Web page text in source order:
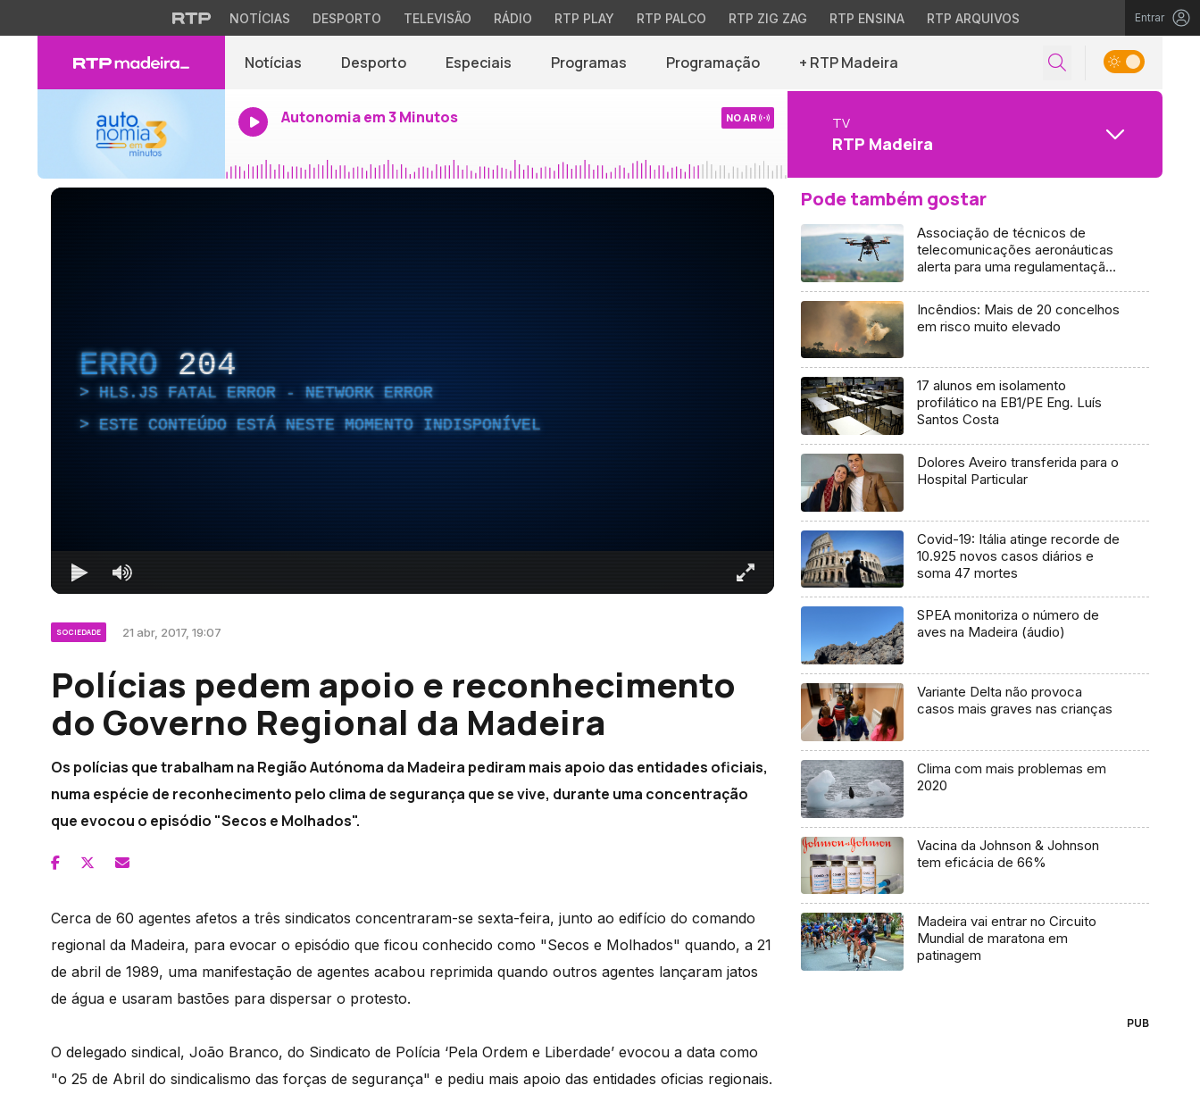
NOTÍCIAS DESPORTO TELEVISÃO RÁDIO RTP PLAY RTP PALCO RTP ZIG ZAG RTP ENSINA RTP ARQUIVOS Entrar
Notícias Desporto Especiais Programas Programação + RTP Madeira
Autonomia em 3 Minutos NO AR TV
RTP Madeira
ERRO 204
HLS.JS FATAL ERROR - NETWORK ERROR
ESTE CONTEÚDO ESTÁ NESTE MOMENTO INDISPONÍVEL
SOCIEDADE 21 abr, 2017, 19:07
Polícias pedem apoio e reconhecimento
do Governo Regional da Madeira
Os polícias que trabalham na Região Autónoma da Madeira pediram mais apoio das entidades oficiais,
numa espécie de reconhecimento pelo clima de segurança que se vive, durante uma concentração
que evocou o episódio "Secos e Molhados".
Cerca de 60 agentes afetos a três sindicatos concentraram-se sexta-feira, junto ao edifício do comando
regional da Madeira, para evocar o episódio que ficou conhecido como "Secos e Molhados" quando, a 21
de abril de 1989, uma manifestação de agentes acabou reprimida quando outros agentes lançaram jatos
de água e usaram bastões para dispersar o protesto.
O delegado sindical, João Branco, do Sindicato de Polícia ‘Pela Ordem e Liberdade’ evocou a data como
"o 25 de Abril do sindicalismo das forças de segurança" e pediu mais apoio das entidades oficias regionais.
Pode também gostar
Associação de técnicos de
telecomunicações aeronáuticas
alerta para uma regulamentação
drones (Áudio)
Incêndios: Mais de 20 concelhos
em risco muito elevado
17 alunos em isolamento
profilático na EB1/PE Eng. Luís
Santos Costa
Dolores Aveiro transferida para o
Hospital Particular
Covid-19: Itália atinge recorde de
10.925 novos casos diários e
soma 47 mortes
SPEA monitoriza o número de
aves na Madeira (áudio)
Variante Delta não provoca
casos mais graves nas crianças
Clima com mais problemas em
2020
Vacina da Johnson & Johnson
tem eficácia de 66%
Madeira vai entrar no Circuito
Mundial de maratona em
patinagem
PUB